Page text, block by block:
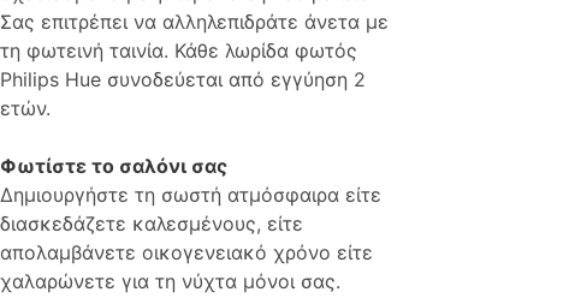
Σας επιτρέπει να αλληλεπιδράτε άνετα με
τη φωτεινή ταινία. Κάθε λωρίδα φωτός
Philips Hue συνοδεύεται από εγγύηση 2
ετών.
Φωτίστε το σαλόνι σας
Δημιουργήστε τη σωστή ατμόσφαιρα είτε
διασκεδάζετε καλεσμένους, είτε
απολαμβάνετε οικογενειακό χρόνο είτε
χαλαρώνετε για τη νύχτα μόνοι σας.